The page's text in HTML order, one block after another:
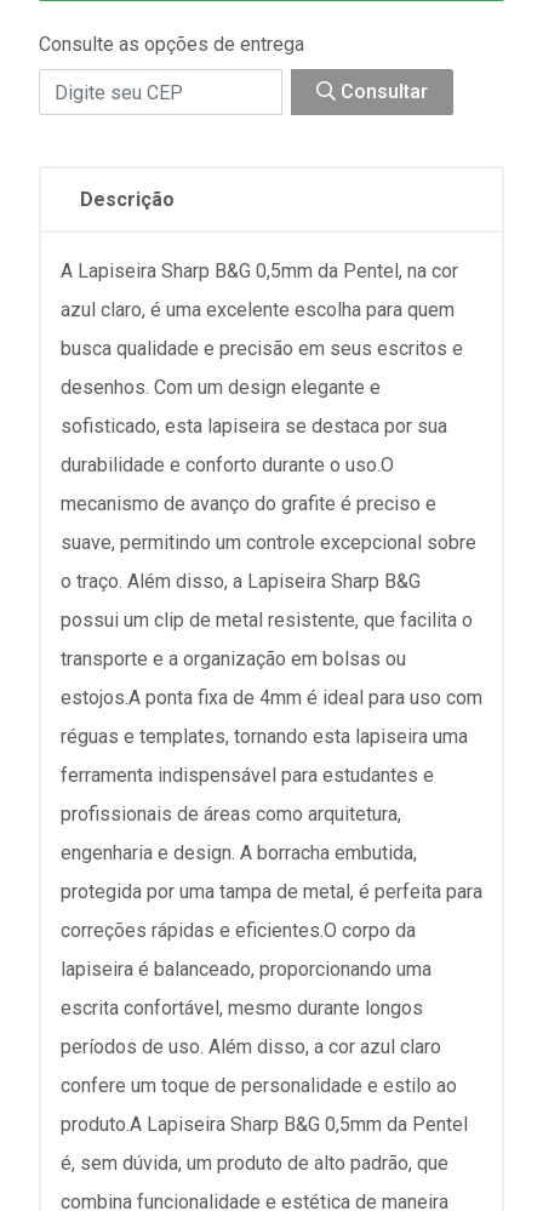
Consulte as opções de entrega
Consultar
Descrição
A Lapiseira Sharp B&G 0,5mm da Pentel, na cor
azul claro, é uma excelente escolha para quem
busca qualidade e precisão em seus escritos e
desenhos. Com um design elegante e
sofisticado, esta lapiseira se destaca por sua
durabilidade e conforto durante o uso.O
mecanismo de avanço do grafite é preciso e
suave, permitindo um controle excepcional sobre
o traço. Além disso, a Lapiseira Sharp B&G
possui um clip de metal resistente, que facilita o
transporte e a organização em bolsas ou
estojos.A ponta fixa de 4mm é ideal para uso com
réguas e templates, tornando esta lapiseira uma
ferramenta indispensável para estudantes e
profissionais de áreas como arquitetura,
engenharia e design. A borracha embutida,
protegida por uma tampa de metal, é perfeita para
correções rápidas e eficientes.O corpo da
lapiseira é balanceado, proporcionando uma
escrita confortável, mesmo durante longos
períodos de uso. Além disso, a cor azul claro
confere um toque de personalidade e estilo ao
produto.A Lapiseira Sharp B&G 0,5mm da Pentel
é, sem dúvida, um produto de alto padrão, que
combina funcionalidade e estética de maneira